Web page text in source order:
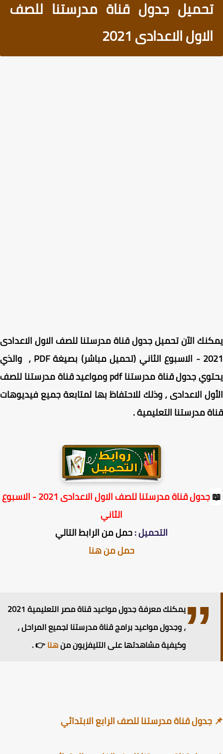
تحميل جدول قناة مدرستنا للصف
الاول الاعدادى 2021
الآن تحميل جدول قناة مدرستنا للصف الاول الاعدادى
2021 - الاسبوع الثاني (تحميل مباشر) بصيغة PDF ، والذي
يحتوي جدول قناة مدرستنا pdf ومواعيد قناة مدرستنا للصف
الاعدادى ، وذلك للاحتفاظ بها لمتابعة جميع فيديوهات
مدرستنا التعليمية .
جدول قناة مدرستنا للصف الاول الاعدادى 2021 - الاسبوع
الثاني
التحميل :حمل من الرابط التالي
حمل من هنا
يمكنك معرفة جدول مواعيد قناة مصر التعليمية 2021
، وجدول مواعيد برامج قناة مدرستنا لجميع المراحل ،
وكيفية مشاهدتها على التليفزيون منهنا👉 .
قناة مدرستنا للصف الرابع الابتدائي